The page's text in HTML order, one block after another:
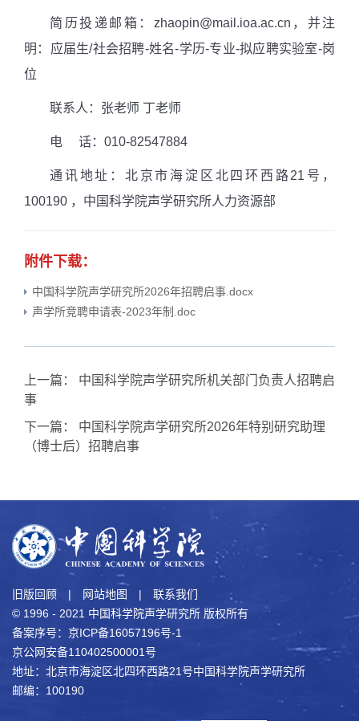
简历投递邮箱： zhaopin@mail.ioa.ac.cn ，并注
明：应届生/社会招聘-姓名-学历-专业-拟应聘实验室-岗
位
联系人：张老师 丁老师
电 话： 010-82547884
通讯地址：北京市海淀区北四环西路21 号，
100190 ，中国科学院声学研究所人力资源部
附件下载：
中国科学院声学研究所2026年招聘启事.docx
声学所竞聘申请表-2023年制.doc
上一篇：
中国科学院声学研究所机关部门负责人招聘启
事
下一篇：
中国科学院声学研究所2026年特别研究助理
（博士后）招聘启事
旧版回顾 | 网站地图 |
联系我们
© 1996 - 2021 中国科学院声学研究所 版权所有
备案序号：京ICP备16057196号-1
京公网安备110402500001号
地址：北京市海淀区北四环西路21号中国科学院声学研究所
邮编：100190